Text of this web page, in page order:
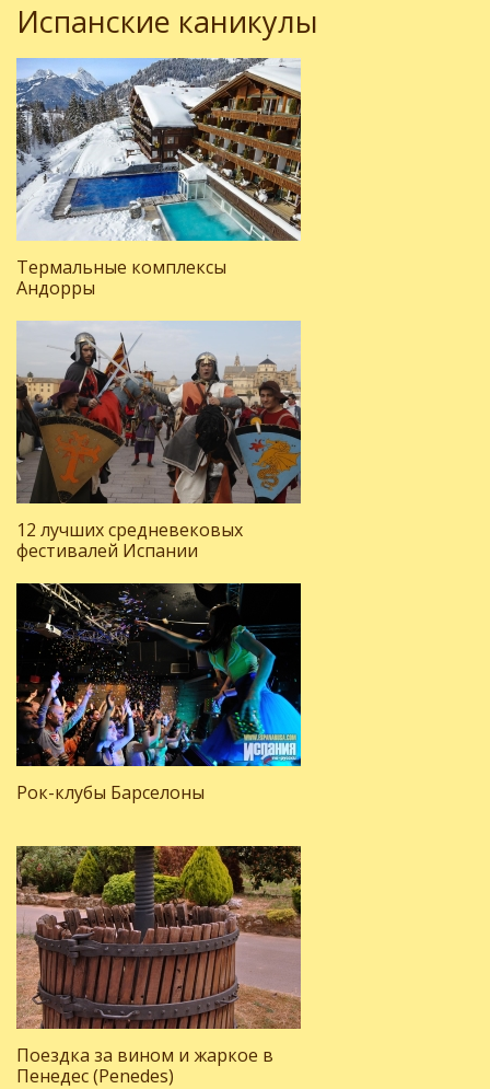
Испанские каникулы
Термальные комплексы
Андорры
12 лучших средневековых
фестивалей Испании
Рок-клубы Барселоны
Поездка за вином и жаркое в
Пенедес (Penedes)